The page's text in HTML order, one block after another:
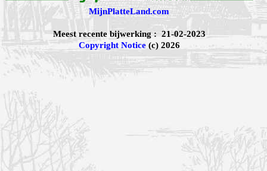
MijnPlatteLand.com
Meest recente bijwerking : 21-02-2023
Copyright Notice(c) 2026